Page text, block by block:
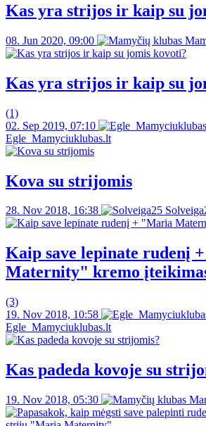
Kas yra strijos ir kaip su
08. Jun 2020, 09:00
Kas yra strijos ir kaip su
(1)
02. Sep 2019, 07:10
Egle_Mamyciuklubas.lt
Kova su strijomis
28. Nov 2018, 16:38
Kaip save lepinate rudenį
Maternity" kremo
(3)
19. Nov 2018, 10:58
Egle_Mamyciuklubas.lt
Kas padeda kovoje su
19. Nov 2018, 05:30